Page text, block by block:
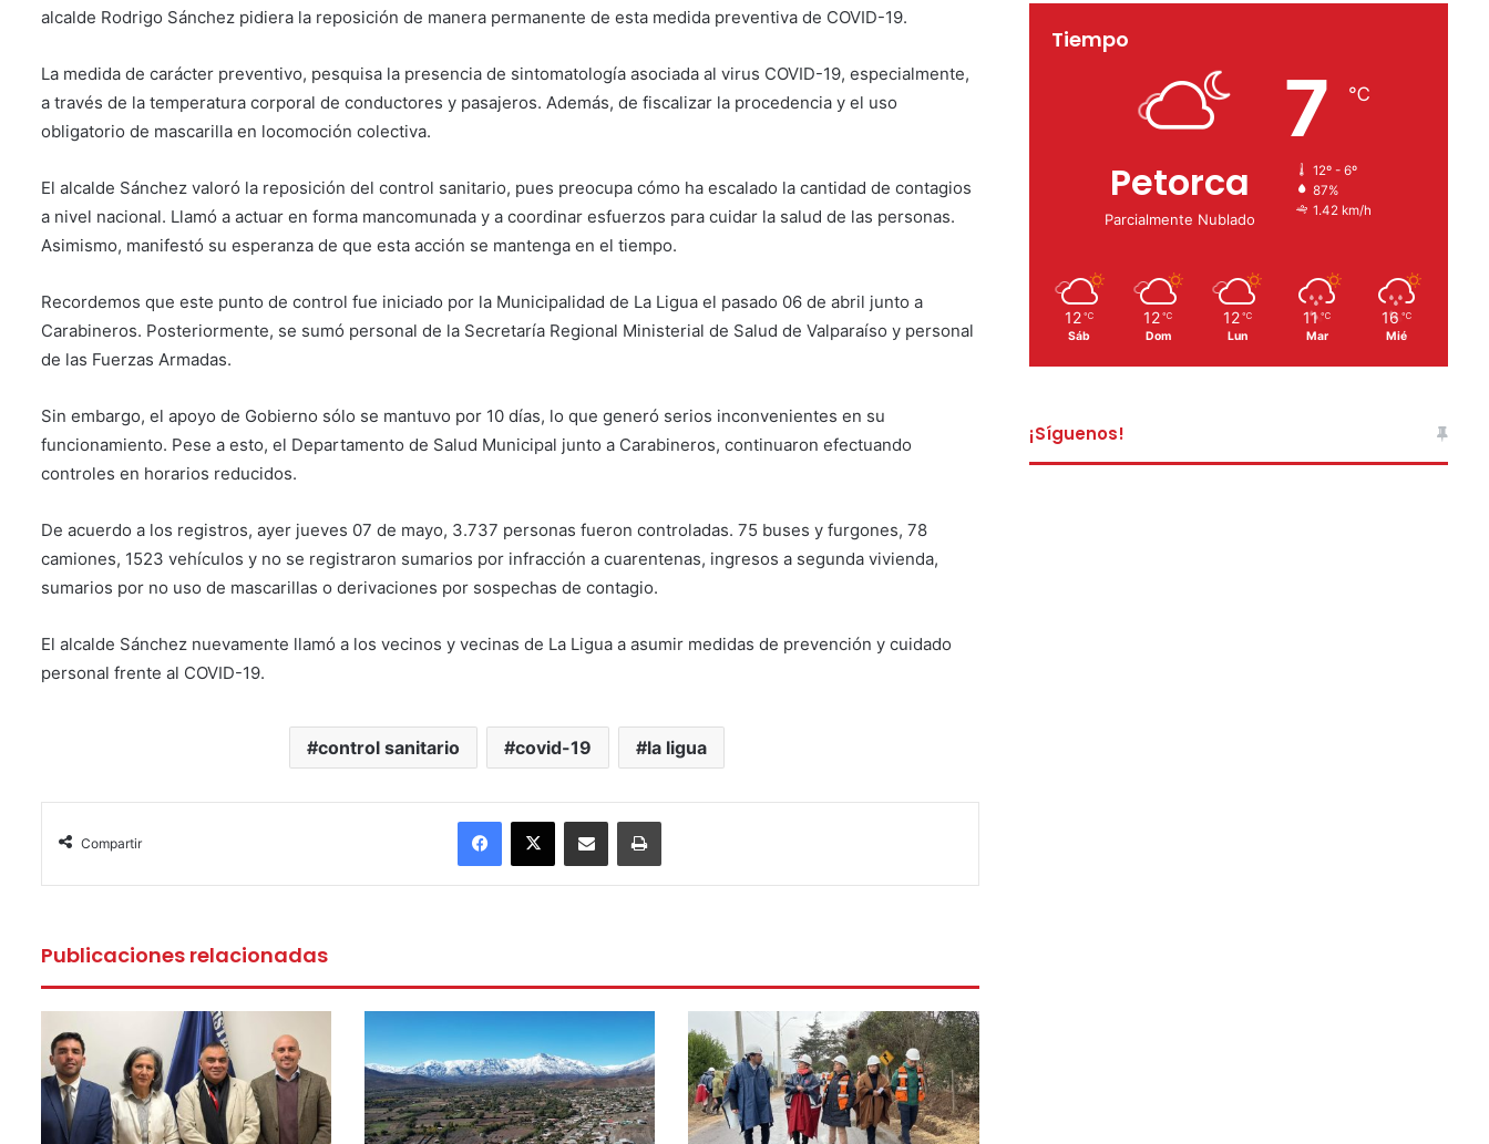
alcalde Rodrigo Sánchez pidiera la reposición de manera permanente de esta medida preventiva de COVID-19.
La medida de carácter preventivo, pesquisa la presencia de sintomatología asociada al virus COVID-19, especialmente,
a través de la temperatura corporal de conductores y pasajeros. Además, de fiscalizar la procedencia y el uso
obligatorio de mascarilla en locomoción colectiva.
El alcalde Sánchez valoró la reposición del control sanitario, pues preocupa cómo ha escalado la cantidad de contagios
a nivel nacional. Llamó a actuar en forma mancomunada y a coordinar esfuerzos para cuidar la salud de las personas.
Asimismo, manifestó su esperanza de que esta acción se mantenga en el tiempo.
Recordemos que este punto de control fue iniciado por la Municipalidad de La Ligua el pasado 06 de abril junto a
Carabineros. Posteriormente, se sumó personal de la Secretaría Regional Ministerial de Salud de Valparaíso y personal
de las Fuerzas Armadas.
Sin embargo, el apoyo de Gobierno sólo se mantuvo por 10 días, lo que generó serios inconvenientes en su
funcionamiento. Pese a esto, el Departamento de Salud Municipal junto a Carabineros, continuaron efectuando
controles en horarios reducidos.
De acuerdo a los registros, ayer jueves 07 de mayo, 3.737 personas fueron controladas. 75 buses y furgones, 78
camiones, 1523 vehículos y no se registraron sumarios por infracción a cuarentenas, ingresos a segunda vivienda,
sumarios por no uso de mascarillas o derivaciones por sospechas de contagio.
El alcalde Sánchez nuevamente llamó a los vecinos y vecinas de La Ligua a asumir medidas de prevención y cuidado
personal frente al COVID-19.
control sanitario covid-19 la ligua
Compartir
X Compartir por correo electrónico
Publicaciones relacionadas
Tiempo
Petorca
Parcialmente Nublado
7 ℃
12º - 6º
87%
1.42 km/h
12 ℃
Sáb
12 ℃
Dom
12 ℃
Lun
11 ℃
Mar
16 ℃
Mié
¡Síguenos!